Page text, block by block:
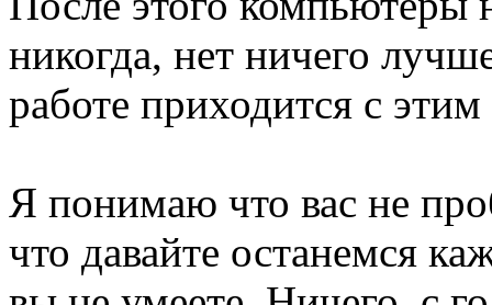
никогда, нет ничего
работе приходится с
Я понимаю что вас не
что давайте останемся